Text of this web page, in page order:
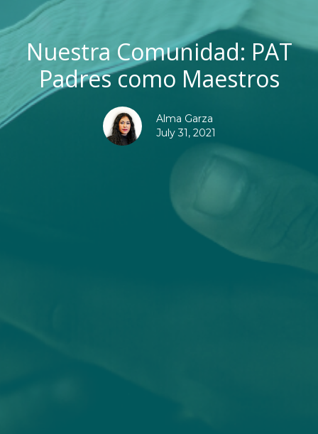
Nuestra Comunidad: PAT
Padres como Maestros
Alma Garza
July 31, 2021